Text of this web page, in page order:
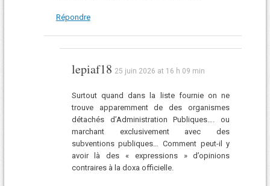
Répondre
lepiaf18 25 juin 2026 at 16 h 09 min
Surtout quand dans la liste fournie on ne
trouve apparemment de des organismes
détachés d’Administration Publiques…. ou
marchant exclusivement avec des
subventions publiques… Comment peut-il y
avoir là des « expressions » d’opinions
contraires à la doxa officielle.